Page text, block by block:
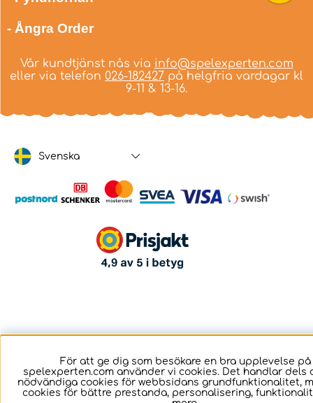
- Ångra Order
Vår kundtjänst nås via info@spelexperten.com
eller via telefon 026-182427 på helgfria vardagar kl
9-11 & 13-16.
Svenska
För att ge dig som besökare en bra upplevelse på
spelexperten.com använder vi cookies. Det handlar dels
nödvändiga cookies för webbsidans grundfunktionalitet,
cookies för bättre prestanda, personalisering,